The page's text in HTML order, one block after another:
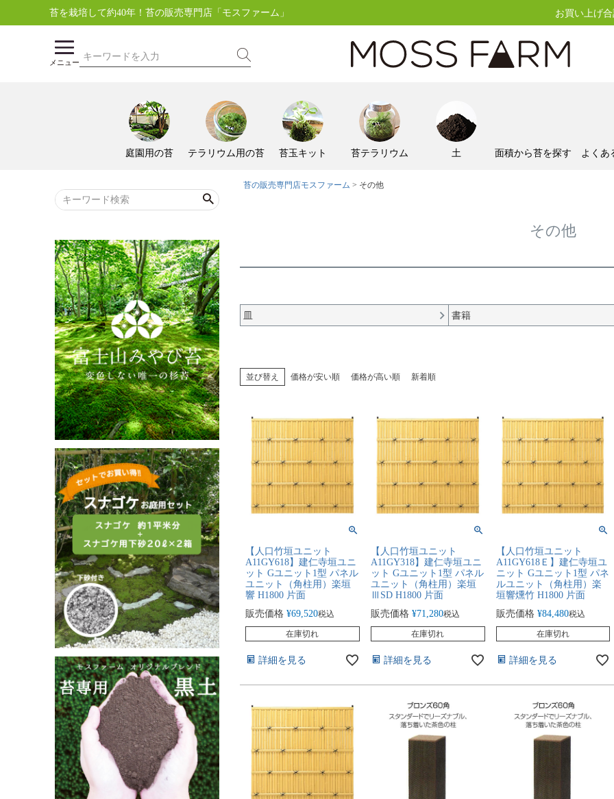
苔を栽培して約40年！苔の販売専門店「モスファーム」 お買い上げ
メニュー
庭園用の苔 テラリウム用の苔 苔玉キット 苔テラリウム 土 面積から苔を探す よくあ
苔の販売専門店モスファーム その他
その他
皿 書籍
並び替え 価格が安い順 価格が高い順 新着順
【人口竹垣ユニット
A11GY618】建仁寺垣ユニ
ット Gユニット1型 パネル
ユニット（角柱用）楽垣
響 H1800 片面
販売価格 ¥69,520税込
在庫切れ
詳細を見る
【人口竹垣ユニット
A11GY318】建仁寺垣ユニ
ット Gユニット1型 パネル
ユニット（角柱用）楽垣
ⅢSD H1800 片面
販売価格 ¥71,280税込
在庫切れ
詳細を見る
【人口竹垣ユニット
A11GY618Ｅ】建仁寺垣ユ
ニット Gユニット1型 パネ
ルユニット（角柱用）楽
垣響燻竹 H1800 片面
販売価格 ¥84,480税込
在庫切れ
詳細を見る